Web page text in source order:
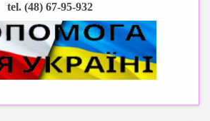
tel. (48) 67-95-932